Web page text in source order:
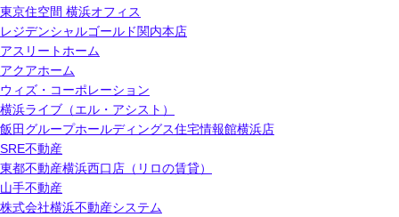
東京住空間 横浜オフィス
レジデンシャルゴールド関内本店
アスリートホーム
アクアホーム
ウィズ・コーポレーション
横浜ライブ（エル・アシスト）
飯田グループホールディングス住宅情報館横浜店
SRE不動産
東都不動産横浜西口店（リロの賃貸）
山手不動産
株式会社横浜不動産システム